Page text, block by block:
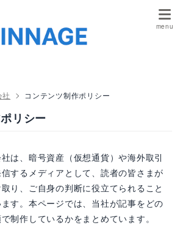
コンテンツ制作ポリシー
リシー
は、暗号資産（仮想通貨）や海外取引
するメディアとして、読者の皆さまが
り、ご自身の判断に役立てられること
す。本ページでは、当社が記事をどの
制作しているかをまとめています。